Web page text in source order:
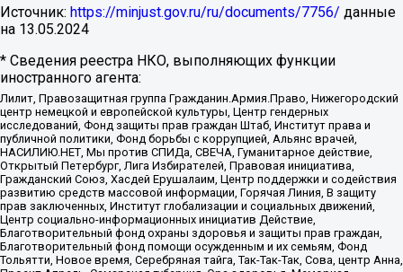
Источник: https://minjust.gov.ru/ru/documents/7756/ данные
на 13.05.2024
* Сведения реестра НКО, выполняющих функции
иностранного агента:
Лилит, Правозащитная группа Гражданин.Армия.Право, Нижегородский
центр немецкой и европейской культуры, Центр гендерных
исследований, Фонд защиты прав граждан Штаб, Институт права и
публичной политики, Фонд борьбы с коррупцией, Альянс врачей,
НАСИЛИЮ.НЕТ, Мы против СПИДа, СВЕЧА, Гуманитарное действие,
Открытый Петербург, Лига Избирателей, Правовая инициатива,
Гражданский Союз, Хасдей Ерушалаим, Центр поддержки и содействия
развитию средств массовой информации, Горячая Линия, В защиту
прав заключенных, Институт глобализации и социальных движений,
Центр социально-информационных инициатив Действие,
Благотворительный фонд охраны здоровья и защиты прав граждан,
Благотворительный фонд помощи осужденным и их семьям, Фонд
Тольятти, Новое время, Серебряная тайга, Так-Так-Так, Сова, центр Анна,